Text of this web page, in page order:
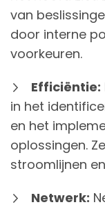
van
door interne
voorkeuren.
Efficiëntie:
in het
en het
oplossingen.
stroomlijnen
Netwerk: